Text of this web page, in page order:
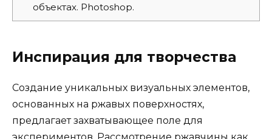
объектах. Photoshop.
Инспирация для творчества
Создание уникальных визуальных элементов,
основанных на ржавых поверхностях,
предлагает захватывающее поле для
экспериментов. Рассмотрение ржавчины как